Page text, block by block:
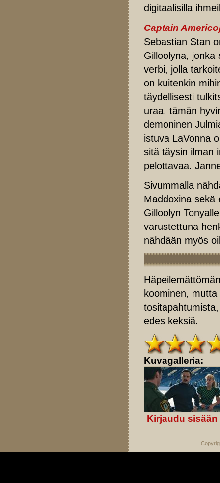
digitaalisilla
Captain
Sebastian Stan
Gilloolyna, jonka
verbi, jolla
on kuitenkin
täydellisesti
uraa, tämän
demoninen
istuva LaVonna
sitä täysin ilman
pelottavaa.
Sivummalla
Maddoxina
Gilloolyn
varustettuna
nähdään myös
koominen,
edes keksiä.
Kuvagalleria:
Kirjaudu sisään